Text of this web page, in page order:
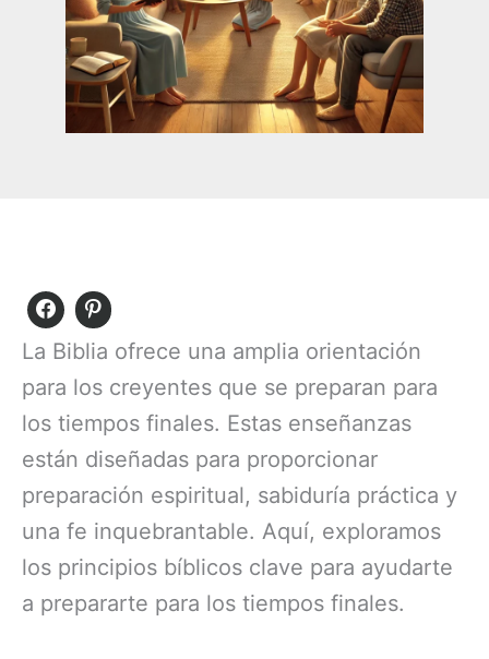
La Biblia ofrece una amplia orientación
para los creyentes que se preparan para
los tiempos finales. Estas enseñanzas
están diseñadas para proporcionar
preparación espiritual, sabiduría práctica y
una fe inquebrantable. Aquí, exploramos
los principios bíblicos clave para ayudarte
a prepararte para los tiempos finales.